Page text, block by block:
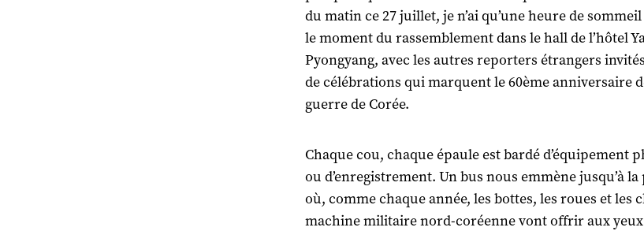
du matin ce 27 juillet, je n’ai qu’une heure de sommeil
le moment du rassemblement dans le hall de l’hôtel
Pyongyang, avec les autres reporters étrangers
de célébrations qui marquent le 60ème anniversaire
guerre de Corée.
Chaque cou, chaque épaule est bardé d’équipement
ou d’enregistrement. Un bus nous emmène jusqu’à
où, comme chaque année, les bottes, les roues et les
machine militaire nord-coréenne vont offrir aux